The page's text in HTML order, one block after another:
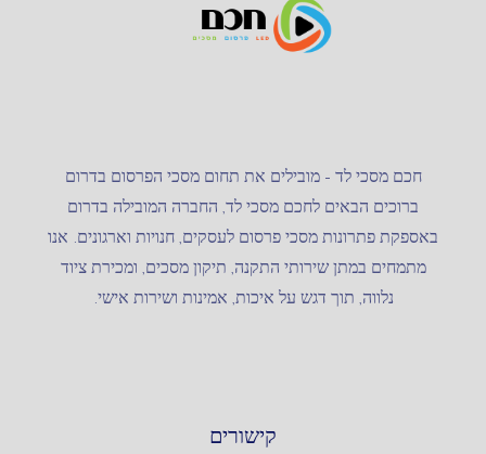
חכם מסכי לד – מובילים את תחום מסכי הפרסום בדרום
ברוכים הבאים לחכם מסכי לד, החברה המובילה בדרום
באספקת פתרונות מסכי פרסום לעסקים, חנויות וארגונים. אנו
מתמחים במתן שירותי התקנה, תיקון מסכים, ומכירת ציוד
נלווה, תוך דגש על איכות, אמינות ושירות אישי.
קישורים